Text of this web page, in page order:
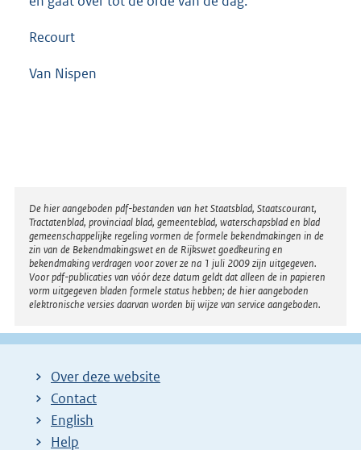
Recourt
Van Nispen
Disclaimer
De hier aangeboden pdf-bestanden van het Staatsblad, Staatscourant,
Tractatenblad, provinciaal blad, gemeenteblad, waterschapsblad en blad
gemeenschappelijke regeling vormen de formele bekendmakingen in de
zin van de Bekendmakingswet en de Rijkswet goedkeuring en
bekendmaking verdragen voor zover ze na 1 juli 2009 zijn uitgegeven.
Voor pdf-publicaties van vóór deze datum geldt dat alleen de in papieren
vorm uitgegeven bladen formele status hebben; de hier aangeboden
elektronische versies daarvan worden bij wijze van service aangeboden.
Over deze website
Contact
English
Help